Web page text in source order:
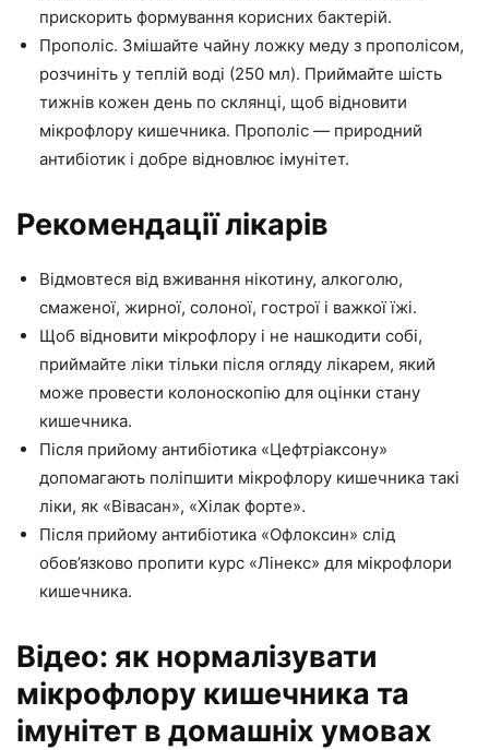
прискорить формування корисних бактерій.
Прополіс. Змішайте чайну ложку меду з прополісом,
розчиніть у теплій воді (250 мл). Приймайте шість
тижнів кожен день по склянці, щоб відновити
мікрофлору кишечника. Прополіс — природний
антибіотик і добре відновлює імунітет.
Рекомендації лікарів
Відмовтеся від вживання нікотину, алкоголю,
смаженої, жирної, солоної, гострої і важкої їжі.
Щоб відновити мікрофлору і не нашкодити собі,
приймайте ліки тільки після огляду лікарем, який
може провести колоноскопію для оцінки стану
кишечника.
Після прийому антибіотика «Цефтріаксону»
допомагають поліпшити мікрофлору кишечника такі
ліки, як «Вівасан», «Хілак форте».
Після прийому антибіотика «Офлоксин» слід
обов’язково пропити курс «Лінекс» для мікрофлори
кишечника.
Відео: як нормалізувати
мікрофлору кишечника та
імунітет в домашніх умовах